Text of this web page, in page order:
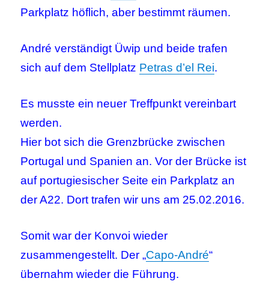
Parkplatz höflich, aber bestimmt räumen.
André verständigt Üwip und beide trafen
sich auf dem Stellplatz Petras d’el Rei.
Es musste ein neuer Treffpunkt vereinbart
werden.
Hier bot sich die Grenzbrücke zwischen
Portugal und Spanien an. Vor der Brücke ist
auf portugiesischer Seite ein Parkplatz an
der A22. Dort trafen wir uns am 25.02.2016.
Somit war der Konvoi wieder
zusammengestellt. Der „Capo-André“
übernahm wieder die Führung.